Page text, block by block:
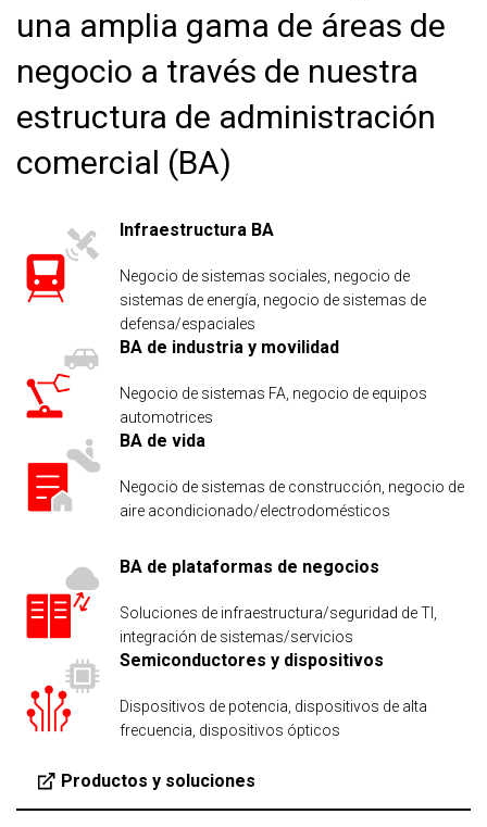
una amplia gama de áreas de
negocio a través de nuestra
estructura de administración
comercial (BA)
Infraestructura BA
Negocio de sistemas sociales, negocio de
sistemas de energía, negocio de sistemas de
defensa/espaciales
BA de industria y movilidad
Negocio de sistemas FA, negocio de equipos
automotrices
BA de vida
Negocio de sistemas de construcción, negocio de
aire acondicionado/electrodomésticos
BA de plataformas de negocios
Soluciones de infraestructura/seguridad de TI,
integración de sistemas/servicios
Semiconductores y dispositivos
Dispositivos de potencia, dispositivos de alta
frecuencia, dispositivos ópticos
Productos y soluciones